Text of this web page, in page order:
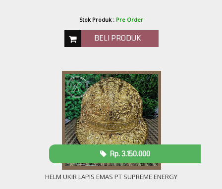
Stok Produk : Pre Order
BELI PRODUK
HELM UKIR LAPIS EMAS PT SUPREME ENERGY
Rp. 3.150.000